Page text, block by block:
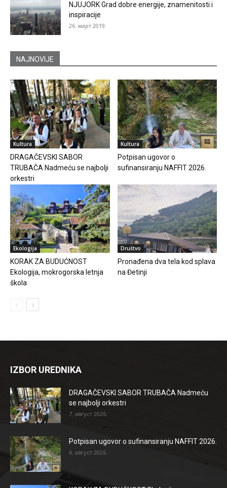
NJUJORK Grad dobre energije, znamenitosti i
inspiracije
26. март 2019.
NAJNOVIJE
Kultura
DRAGAČEVSKI SABOR
TRUBAČA Nadmeću se najbolji
orkestri
Kultura
Potpisan ugovor o
sufinansiranju NAFFIT 2026.
Ekologija
KORAK ZA BUDUĆNOST
Ekologija, mokrogorska letnja
škola
Društvo
Pronađena dva tela kod splava
na Đetinji
IZBOR UREDNIKA
DRAGAČEVSKI SABOR TRUBAČA Nadmeću
se najbolji orkestri
7. август 2026.
Potpisan ugovor o sufinansiranju NAFFIT 2026.
6. август 2026.